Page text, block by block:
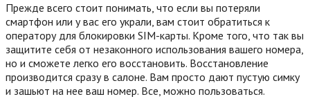
Прежде всего стоит понимать, что если вы потеряли
смартфон или у вас его украли, вам стоит обратиться к
оператору для блокировки SIM-карты. Кроме того, что так вы
защитите себя от незаконного использования вашего номера,
но и сможете легко его восстановить. Восстановление
производится сразу в салоне. Вам просто дают пустую симку
и зашьют на нее ваш номер. Все, можно пользоваться.